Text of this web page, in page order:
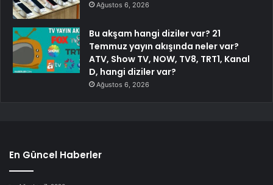
Ağustos 6, 2026
Bu akşam hangi diziler var? 21
Temmuz yayın akışında neler var?
ATV, Show TV, NOW, TV8, TRT1, Kanal
D, hangi diziler var?
Ağustos 6, 2026
En Güncel Haberler